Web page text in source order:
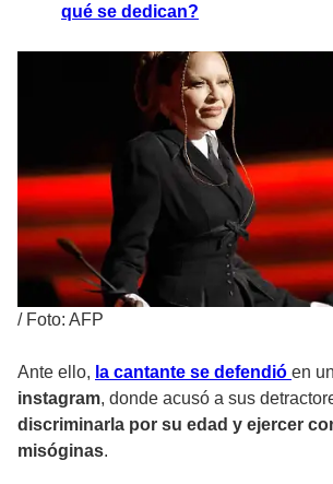
qué se dedican?
/ Foto: AFP
Ante ello, la cantante se defendió en un
instagram, donde acusó a sus
discriminarla por su edad y ejercer
misóginas.